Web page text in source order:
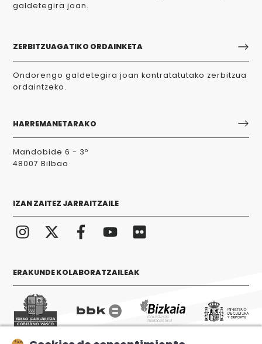
galdetegira joan.
ZERBITZUAGATIKO ORDAINKETA
Ondorengo galdetegira joan kontratatutako zerbitzua
ordaintzeko.
HARREMANETARAKO
Mandobide 6 - 3º
48007 Bilbao
IZAN ZAITEZ JARRAITZAILE
ERAKUNDE KOLABORATZAILEAK